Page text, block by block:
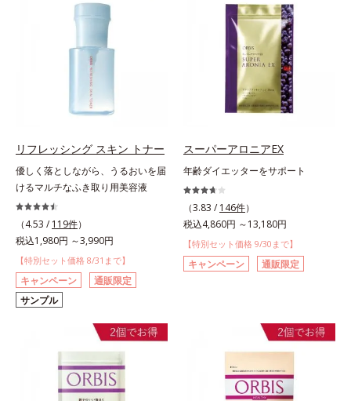
リフレッシング スキン トナー
優しく落としながら、うるおいを届
けるマルチなふき取り用美容液
（4.53 / 119件）
税込1,980円 ～3,990円
【特別セット価格 8/31まで】
キャンペーン
通販限定
サンプル
スーパーアロニアEX
年齢ダイエッターをサポート
（3.83 / 146件）
税込4,860円 ～13,180円
【特別セット価格 9/30まで】
キャンペーン 通販限定